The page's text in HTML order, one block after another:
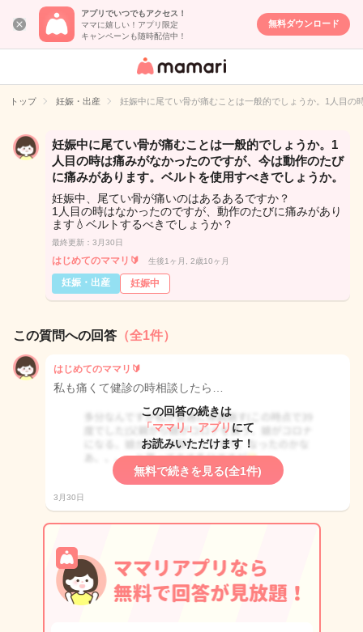
アプリでいつでもアクセス！
ママに嬉しい！アプリ限定
キャンペーンも随時配信中！
無料ダウンロード
女性専用匿名QA
イト
トップ 妊娠・出産 妊娠中に尾てい骨が痛むことは一般的でしょうか。1人目
妊娠中に尾てい骨が痛むことは一般的でしょうか。1
人目の時は痛みがなかったのですが、今は動作のたび
に痛みがあります。ベルトを使用すべきでしょうか。
妊娠中、尾てい骨が痛いのはあるあるですか？
1人目の時はなかったのですが、動作のたびに痛みがあり
ます💧ベルトするべきでしょうか？
最終更新：3月30日
はじめてのママリ🔰 生後1ヶ月, 2歳10ヶ月
妊娠・出産 妊娠中
この質問への回答 （全1件）
はじめてのママリ🔰
私も痛くて健診の時相談したら…
この回答の続きは
「ママリ」アプリ にて
お読みいただけます！
無料で続きを見る(全1件)
3月30日